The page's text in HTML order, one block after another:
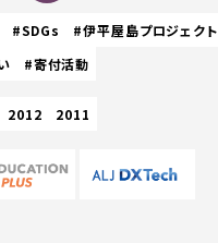
#SDGs #伊平屋島プロジェクト
#寄付活動
2012 2011